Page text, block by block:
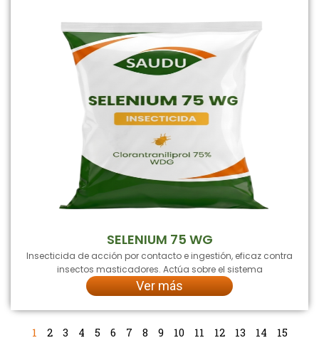
SELENIUM 75 WG
Insecticida de acción por contacto e ingestión, eficaz contra
insectos masticadores. Actúa sobre el sistema
Ver más
1 2 3 4 5 6 7 8 9 10 11 12 13 14 15